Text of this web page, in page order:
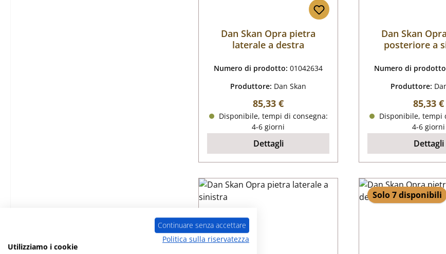
Dan Skan Opra pietra
laterale a destra
Numero di prodotto:01042634
Produttore: Dan Skan
Prezzo normale:
85,33 €
Disponibile, tempi di consegna:
4-6 giorni
Dettagli
Dan Skan
posteriore a
Numero di
Produttore:
Prezzo
85,33 €
Disponibile, tempi
4-6 giorni
Dettagli
Solo 7 disponibili
Continuare senza accettare
Politica sulla riservatezza
Utilizziamo i cookie